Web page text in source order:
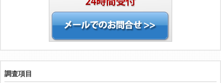
調査項目